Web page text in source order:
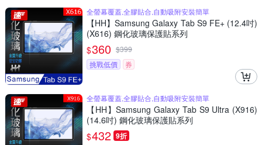
全螢幕覆蓋,全膠貼合,自動吸附安裝簡單
【HH】Samsung Galaxy Tab S9 FE+ (12.4吋)
(X616) 鋼化玻璃保護貼系列
$360 $399
挑戰低價
券
全螢幕覆蓋,全膠貼合,自動吸附安裝簡單
【HH】Samsung Galaxy Tab S9 Ultra (X916)
(14.6吋) 鋼化玻璃保護貼系列
$432 9折